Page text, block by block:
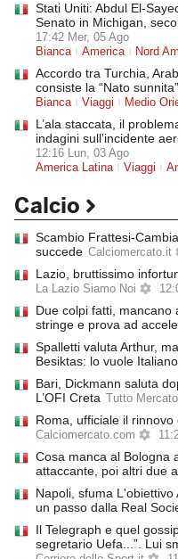
Stati Uniti: Abdul El-
Senato in Michigan,
17:42 Mer, 05 Ago
Bianca
America Nord
Accordo tra Turchia,
consiste la “Nato sunnita”
Bianca
Viaggi Medio
L’ala staccata, il
indagini sull’incidente
12:16 Lun, 03 Ago
America Latina
Viaggi
Calcio
Scambio Frattesi-
succede Calciomercato.it
Lazio, bruttissimo
La Lazio Siamo Noi
Due colpi fatti, mancano
stringe e prova ad
Spalletti valuta Arthur,
Besiktas: lo vuole Italiano
Bari, Dickmann saluta
L’OFI Creta
Tutto
Roma, ufficiale il
Calciomercato.com
Cosa manca al Bologna
attaccante, poi altri due
Napoli, sfuma
un passo dalla Real
Il Telegraph e quel
segretario Uefa...”. Lui